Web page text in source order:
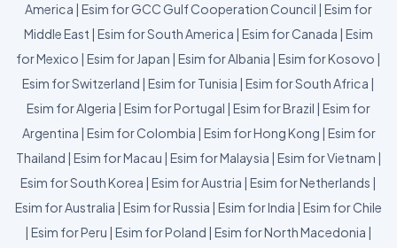
America | Esim for GCC Gulf Cooperation Council | Esim for
Middle East | Esim for South America | Esim for Canada | Esim
for Mexico | Esim for Japan | Esim for Albania | Esim for Kosovo |
Esim for Switzerland | Esim for Tunisia | Esim for South Africa |
Esim for Algeria | Esim for Portugal | Esim for Brazil | Esim for
Argentina | Esim for Colombia | Esim for Hong Kong | Esim for
Thailand | Esim for Macau | Esim for Malaysia | Esim for Vietnam |
Esim for South Korea | Esim for Austria | Esim for Netherlands |
Esim for Australia | Esim for Russia | Esim for India | Esim for Chile
| Esim for Peru | Esim for Poland | Esim for North Macedonia |